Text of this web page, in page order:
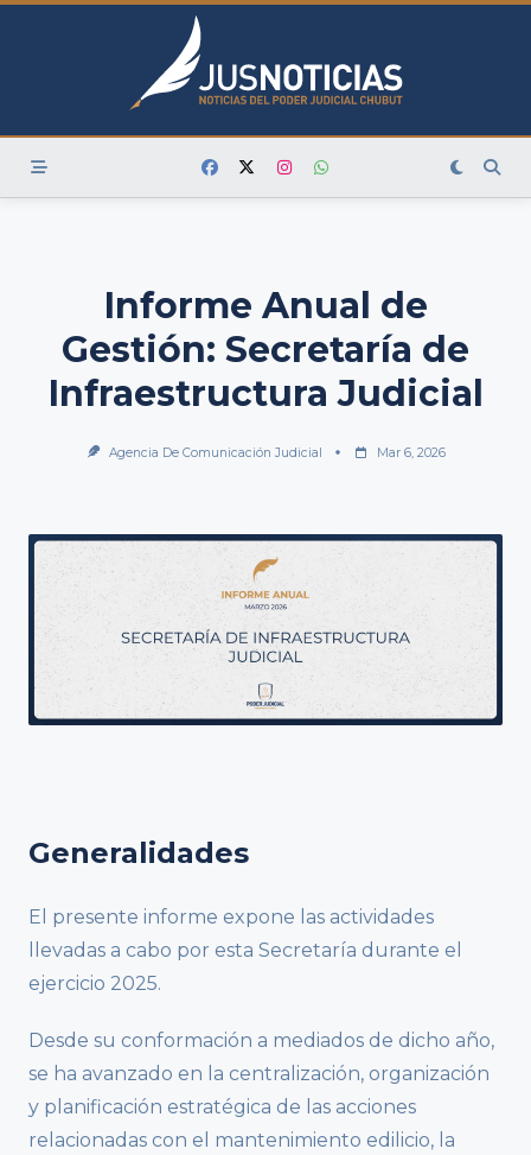
Skip
Informe Anual de
Gestión: Secretaría de
Infraestructura Judicial
Agencia De Comunicación Judicial Mar 6, 2026
Generalidades
El presente informe expone las actividades
llevadas a cabo por esta Secretaría durante el
ejercicio 2025.
Desde su conformación a mediados de dicho año,
se ha avanzado en la centralización, organización
y planificación estratégica de las acciones
relacionadas con el mantenimiento edilicio, la